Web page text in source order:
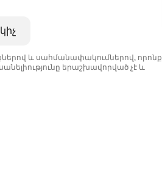
և սահմանափակումներով, որոնք
երաշխավորված չէ և